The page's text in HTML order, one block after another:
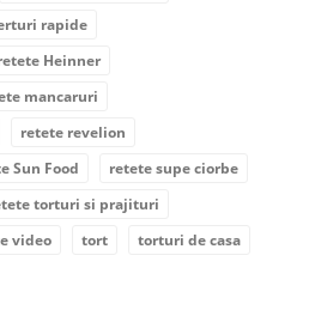
rapide
Heinner
mancaruri
retete revelion
Sun Food
retete supe ciorbe
torturi si prajituri
video tort
torturi de casa